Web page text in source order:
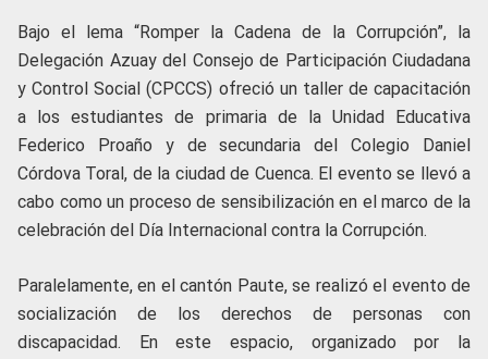
Bajo el lema “Romper la Cadena de la Corrupción”, la
Delegación Azuay del Consejo de Participación Ciudadana
y Control Social (CPCCS) ofreció un taller de capacitación
a los estudiantes de primaria de la Unidad Educativa
Federico Proaño y de secundaria del Colegio Daniel
Córdova Toral, de la ciudad de Cuenca. El evento se llevó a
cabo como un proceso de sensibilización en el marco de la
celebración del Día Internacional contra la Corrupción.
Paralelamente, en el cantón Paute, se realizó el evento de
socialización de los derechos de personas con
discapacidad. En este espacio, organizado por la